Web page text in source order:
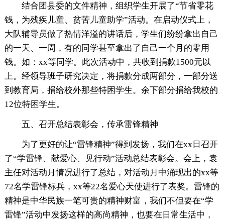
结合团县委的文件精神，组织学生开展了“节省零花
钱，为残疾儿童、贫苦儿童助学”活动。在启动仪式上，
大队辅导员做了热情洋溢的讲话后，学生们纷纷拿出自己
的一天、一周，有的同学甚至拿出了自己一个月的零用
钱。如：xx等同学。此次活动中，共收到捐款1500元以
上。经领导班子研究决定，将捐款分成两部分，一部分送
到教育局，捐给校外那些特困学生。余下部分捐给我校的
12位特困学生。
五、召开总结表彰会，传承雷锋精神
为了更好的让“雷锋精神”得到发扬，我们在xx日召开
了“学雷锋、献爱心、见行动”活动总结表彰会。会上，袁
主任对活动月情况进行了总结，对活动月中涌现出的xx等
72名学雷锋标兵，xx等22名爱心天使进行了表奖。雷锋的
精神是中华民族一笔可贵的精神财富，我们不但要在“学
雷锋”活动中发扬这样的高尚精神，也要在日常生活中，